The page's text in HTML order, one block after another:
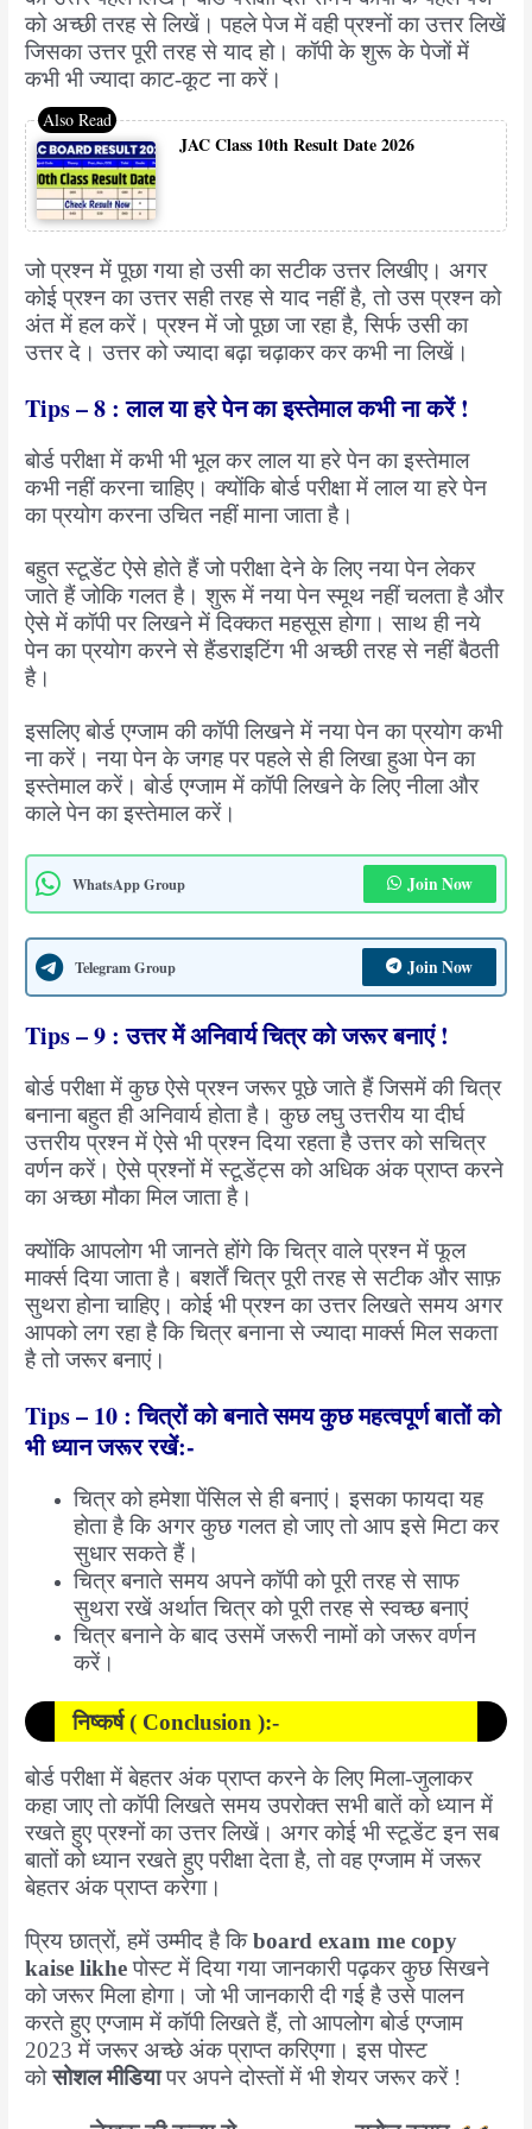
को अच्छी तरह से लिखें। पहले पेज में वही प्रश्नों का उत्तर लिखें
जिसका उत्तर पूरी तरह से याद हो। कॉपी के शुरू के पेजों में
कभी भी ज्यादा काट-कूट ना करें।
JAC Class 10th Result Date 2026
जो प्रश्न में पूछा गया हो उसी का सटीक उत्तर लिखीए। अगर
कोई प्रश्न का उत्तर सही तरह से याद नहीं है, तो उस प्रश्न को
अंत में हल करें। प्रश्न में जो पूछा जा रहा है, सिर्फ उसी का
उत्तर दे। उत्तर को ज्यादा बढ़ा चढ़ाकर कर कभी ना लिखें।
Tips – 8 : लाल या हरे पेन का इस्तेमाल कभी ना करें !
बोर्ड परीक्षा में कभी भी भूल कर लाल या हरे पेन का इस्तेमाल
कभी नहीं करना चाहिए। क्योंकि बोर्ड परीक्षा में लाल या हरे पेन
का प्रयोग करना उचित नहीं माना जाता है।
बहुत स्टूडेंट ऐसे होते हैं जो परीक्षा देने के लिए नया पेन लेकर
जाते हैं जोकि गलत है। शुरू में नया पेन स्मूथ नहीं चलता है और
ऐसे में कॉपी पर लिखने में दिक्कत महसूस होगा। साथ ही नये
पेन का प्रयोग करने से हैंडराइटिंग भी अच्छी तरह से नहीं बैठती
है।
इसलिए बोर्ड एग्जाम की कॉपी लिखने में नया पेन का प्रयोग कभी
ना करें। नया पेन के जगह पर पहले से ही लिखा हुआ पेन का
इस्तेमाल करें। बोर्ड एग्जाम में कॉपी लिखने के लिए नीला और
काले पेन का इस्तेमाल करें।
WhatsApp Group Join Now
Telegram Group Join Now
Tips – 9 : उत्तर में अनिवार्य चित्र को जरूर बनाएं !
बोर्ड परीक्षा में कुछ ऐसे प्रश्न जरूर पूछे जाते हैं जिसमें की चित्र
बनाना बहुत ही अनिवार्य होता है। कुछ लघु उत्तरीय या दीर्घ
उत्तरीय प्रश्न में ऐसे भी प्रश्न दिया रहता है उत्तर को सचित्र
वर्णन करें। ऐसे प्रश्नों में स्टूडेंट्स को अधिक अंक प्राप्त करने
का अच्छा मौका मिल जाता है।
क्योंकि आपलोग भी जानते होंगे कि चित्र वाले प्रश्न में फूल
मार्क्स दिया जाता है। बशर्तें चित्र पूरी तरह से सटीक और साफ़
सुथरा होना चाहिए। कोई भी प्रश्न का उत्तर लिखते समय अगर
आपको लग रहा है कि चित्र बनाना से ज्यादा मार्क्स मिल सकता
है तो जरूर बनाएं।
Tips – 10 : चित्रों को बनाते समय कुछ महत्वपूर्ण बातों को
भी ध्यान जरूर रखें:-
चित्र को हमेशा पेंसिल से ही बनाएं। इसका फायदा यह
होता है कि अगर कुछ गलत हो जाए तो आप इसे मिटा कर
सुधार सकते हैं।
चित्र बनाते समय अपने कॉपी को पूरी तरह से साफ
सुथरा रखें अर्थात चित्र को पूरी तरह से स्वच्छ बनाएं
चित्र बनाने के बाद उसमें जरूरी नामों को जरूर वर्णन
करें।
निष्कर्ष ( Conclusion ):-
बोर्ड परीक्षा में बेहतर अंक प्राप्त करने के लिए मिला-जुलाकर
कहा जाए तो कॉपी लिखते समय उपरोक्त सभी बातें को ध्यान में
रखते हुए प्रश्नों का उत्तर लिखें। अगर कोई भी स्टूडेंट इन सब
बातों को ध्यान रखते हुए परीक्षा देता है, तो वह एग्जाम में जरूर
बेहतर अंक प्राप्त करेगा।
प्रिय छात्रों, हमें उम्मीद है किboard exam me copy
kaise likheपोस्ट में दिया गया जानकारी पढ़कर कुछ सिखने
को जरूर मिला होगा। जो भी जानकारी दी गई है उसे पालन
करते हुए एग्जाम में कॉपी लिखते हैं, तो आपलोग बोर्ड एग्जाम
2023 में जरूर अच्छे अंक प्राप्त करिएगा। इस पोस्ट
कोसोशल मीडियापर अपने दोस्तों में भी शेयर जरूर करें !